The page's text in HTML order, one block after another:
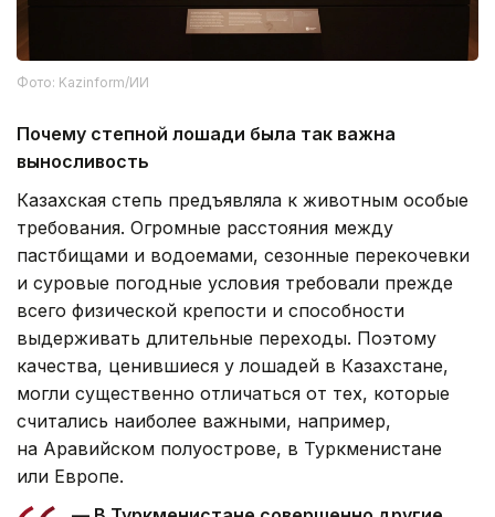
Фото: Kazinform/ИИ
Почему степной лошади была так важна
выносливость
Казахская степь предъявляла к животным особые
требования. Огромные расстояния между
пастбищами и водоемами, сезонные перекочевки
и суровые погодные условия требовали прежде
всего физической крепости и способности
выдерживать длительные переходы. Поэтому
качества, ценившиеся у лошадей в Казахстане,
могли существенно отличаться от тех, которые
считались наиболее важными, например,
на Аравийском полуострове, в Туркменистане
или Европе.